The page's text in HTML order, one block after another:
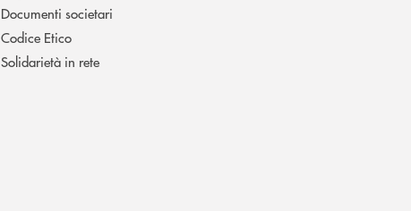
Documenti societari
Codice Etico
Solidarietà in rete